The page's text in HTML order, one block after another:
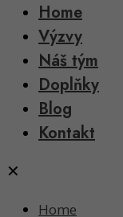
Home
Výzvy
Náš tým
Doplňky
Blog
Kontakt
✕
Home